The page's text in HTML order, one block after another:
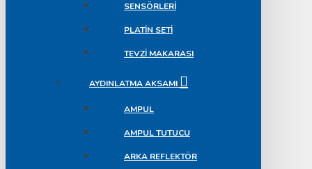
SENSÖRLERI
PLATIN SETI
TEVZI MAKARASI
AYDINLATMA AKSAMI
AMPUL
AMPUL TUTUCU
ARKA REFLEKTÖR